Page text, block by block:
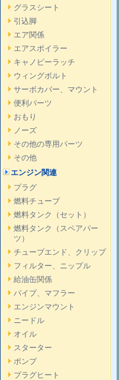
グラスシート
引込脚
エア関係
エアスポイラー
キャノピーラッチ
ウィングボルト
サーボカバー、マウント
便利パーツ
おもり
ノーズ
その他の専用パーツ
その他
エンジン関連
プラグ
燃料チューブ
燃料タンク（セット）
燃料タンク（スペアパー
ツ）
チューブエンド、クリップ
フィルター、ニップル
給油缶関係
パイプ、マフラー
エンジンマウント
ニードル
オイル
スターター
ポンプ
プラグヒート